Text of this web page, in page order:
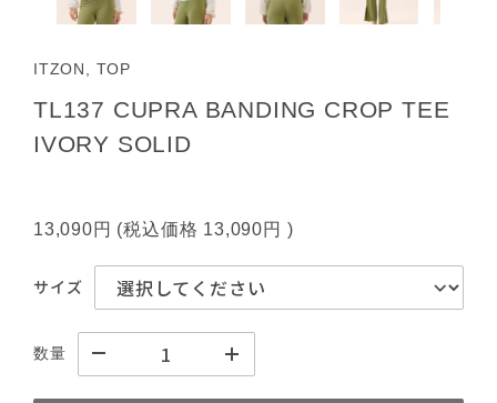
ITZON, TOP
TL137 CUPRA BANDING CROP TEE
IVORY SOLID
13,090円 (税込価格 13,090円 )
サイズ
数量